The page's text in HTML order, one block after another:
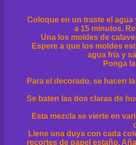
Coloque en un traste el agua
a 15 minutos.
Una los moldes de
Espere a que los moldes
agua fría y
Ponga
Para el decorado, se hacen
Se baten las dos claras de
Esta mezcla se vierte en
Llene una duya con cada
recortes de papel estaño.